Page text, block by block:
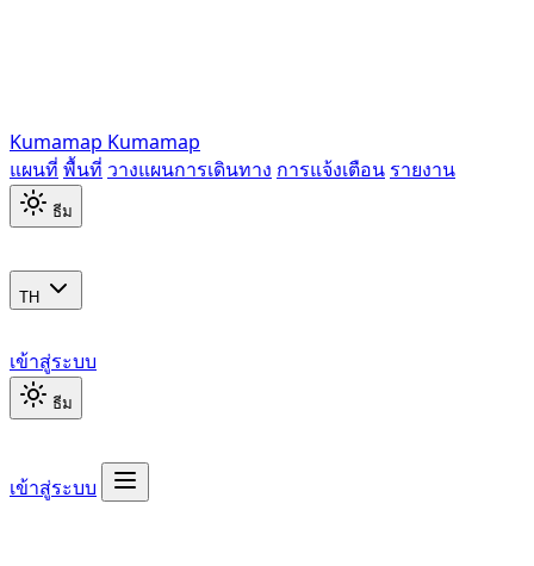
Kumamap Kumamap
แผนที่ พื้นที่ วางแผนการเดินทาง การแจ้งเตือน รายงาน
ธีม
TH
เข้าสู่ระบบ
ธีม
เข้าสู่ระบบ